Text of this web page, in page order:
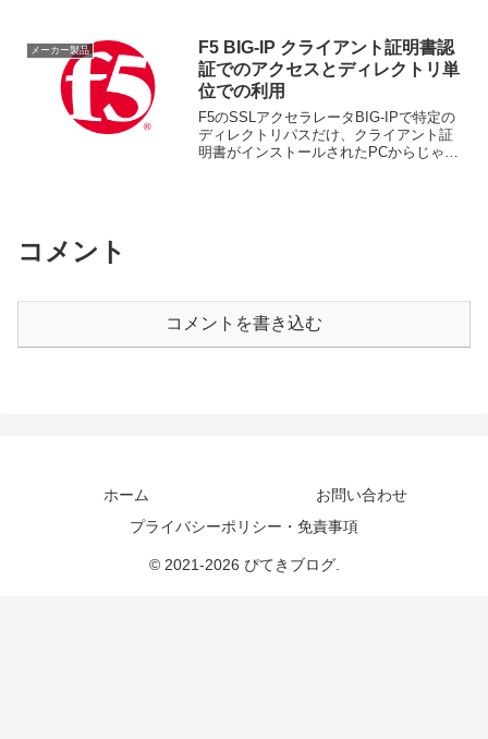
メーカー製品
F5 BIG-IP クライアント証明書認
証でのアクセスとディレクトリ単
位での利用
F5のSSLアクセラレータBIG-IPで特定の
ディレクトリパスだけ、クライアント証
明書がインストールされたPCからじゃな
コメント
コメントを書き込む
ホーム
お問い合わせ
プライバシーポリシー・免責事項
© 2021-2026 ぴてきブログ.